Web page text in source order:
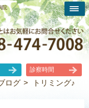
院
診察時間
ログ トリミング♪